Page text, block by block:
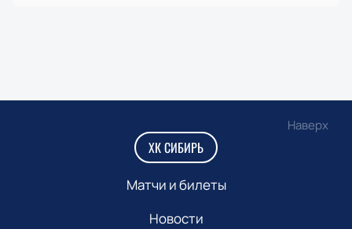
Наверх
ХК СИБИРЬ
Матчи и билеты
Новости